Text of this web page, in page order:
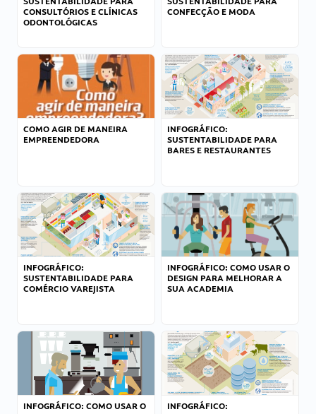
CONSULTÓRIOS E CLÍNICAS
ODONTOLÓGICAS
CONFECÇÃO E MODA
COMO AGIR DE MANEIRA
EMPREENDEDORA
INFOGRÁFICO:
SUSTENTABILIDADE PARA
BARES E RESTAURANTES
INFOGRÁFICO:
SUSTENTABILIDADE PARA
COMÉRCIO VAREJISTA
INFOGRÁFICO: COMO USAR O
DESIGN PARA MELHORAR A
SUA ACADEMIA
INFOGRÁFICO: COMO USAR O
INFOGRÁFICO: